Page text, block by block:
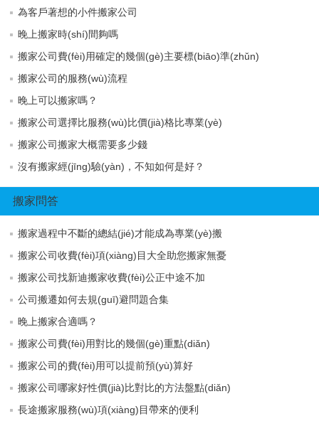
為客戶著想的小件搬家公司
晚上搬家時(shí)間夠嗎
搬家公司費(fèi)用確定的幾個(gè)主要標(biāo)準(zhǔn)
搬家公司的服務(wù)流程
晚上可以搬家嗎？
搬家公司選擇比服務(wù)比價(jià)格比專業(yè)
搬家公司搬家大概需要多少錢
沒有搬家經(jīng)驗(yàn)，不知如何是好？
搬家問答
搬家過程中不斷的總結(jié)才能成為專業(yè)搬
搬家公司收費(fèi)項(xiàng)目大全助您搬家無憂
搬家公司找新迪搬家收費(fèi)公正中途不加
公司搬遷如何去規(guī)避問題合集
晚上搬家合適嗎？
搬家公司費(fèi)用對比的幾個(gè)重點(diǎn)
搬家公司的費(fèi)用可以提前預(yù)算好
搬家公司哪家好性價(jià)比對比的方法盤點(diǎn)
長途搬家服務(wù)項(xiàng)目帶來的便利